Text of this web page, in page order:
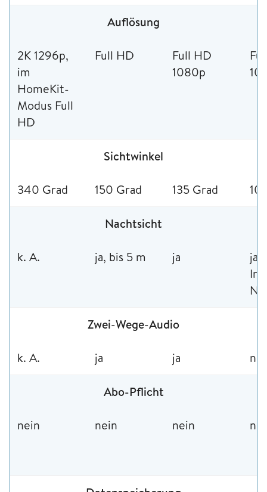
Auflösung
2K 1296p,
im
HomeKit-
Modus Full
HD
Full HD
Full HD
1080p
Sichtwinkel
340 Grad 150 Grad 135 Grad
Nachtsicht
k. A. ja, bis 5 m ja
ja,
Zwei-Wege-Audio
k. A. ja ja
Abo-Pflicht
nein nein nein